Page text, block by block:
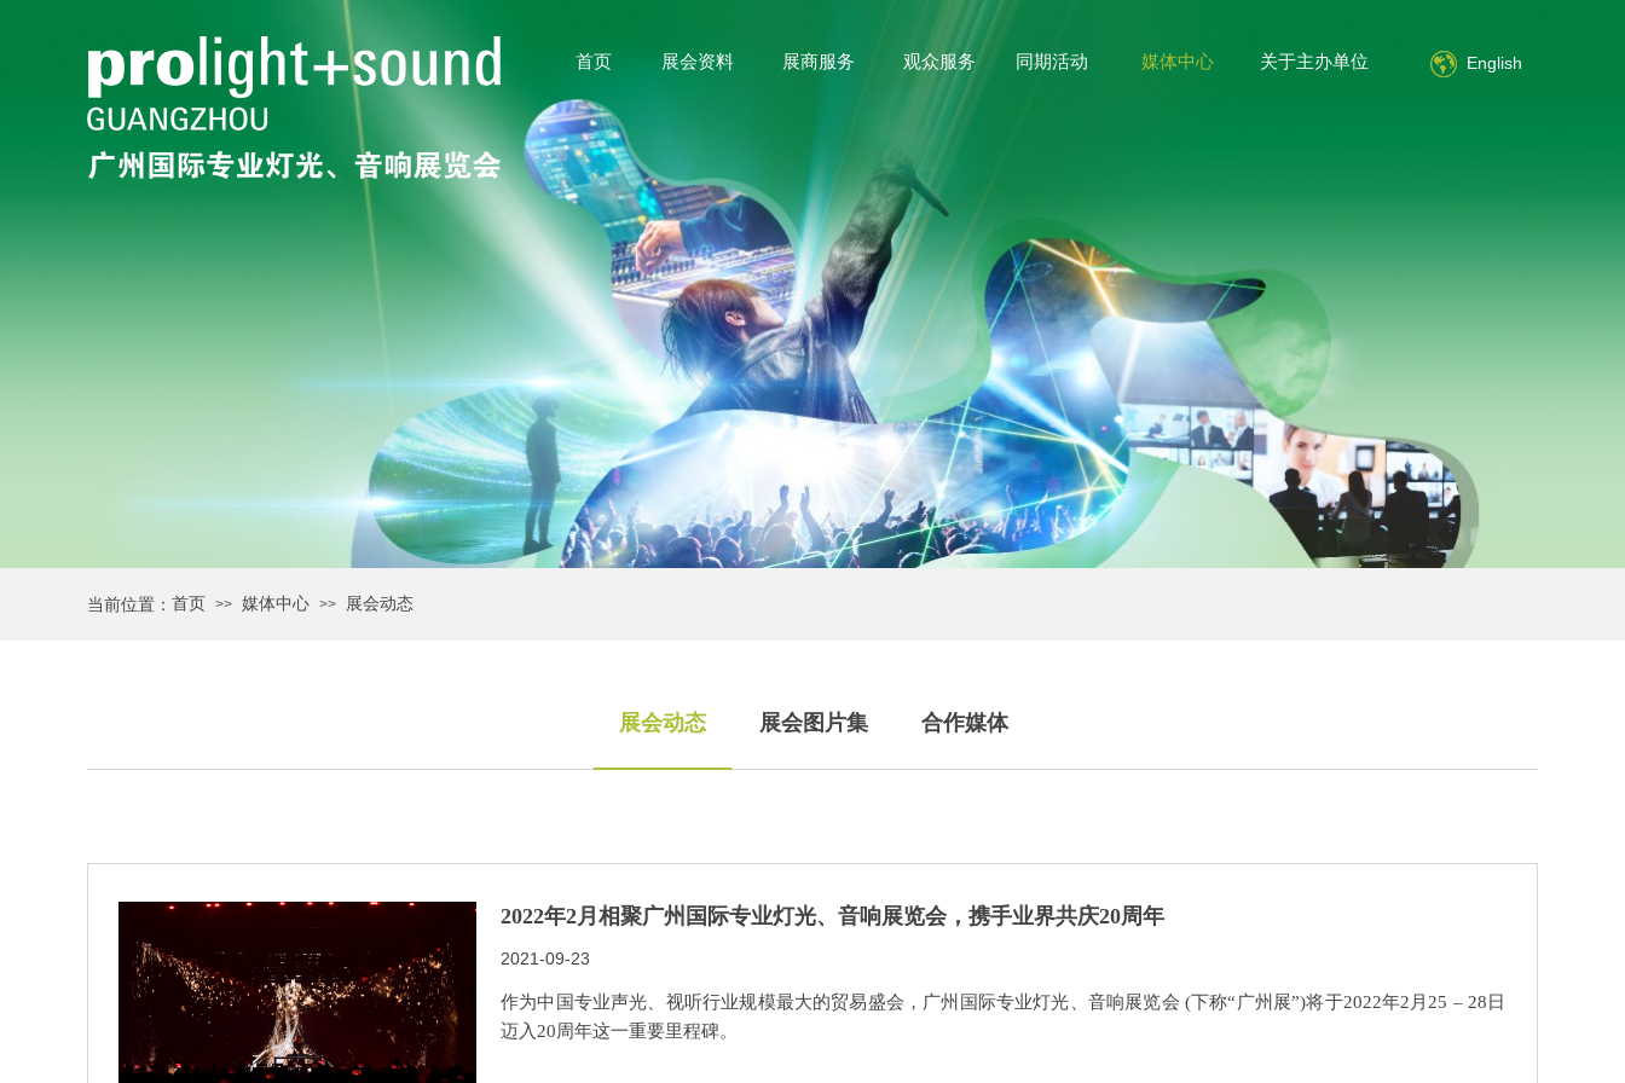
关于主办单位
媒体中心
观众服务 同期活动
展会资料 展商服务
首页 English
简体中文 English
首页 >> 媒体中心 >> 展会动态
当前位置：
展会动态 展会图片集 合作媒体
2022年2月相聚广州国际专业灯光、音响展览会，携手业界共庆20周年
2021-09-23
作为中国专业声光、视听行业规模最大的贸易盛会，广州国际专业灯光、音响展览会 (下称“广州展”)将于2022年2月25 – 28日
迈入20周年这一重要里程碑。